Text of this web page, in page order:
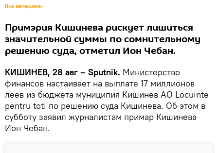
Все материалы
Примэрия Кишинева рискует лишиться
значительной суммы по сомнительному
решению суда, отметил Ион Чебан.
КИШИНЕВ, 28 авг – Sputnik. Министерство
финансов настаивает на выплате 17 миллионов
леев из бюджета муниципия Кишинев АО Locuint‌e
pentru tot‌i по решению суда Кишинева. Об этом в
субботу заявил журналистам примар Кишинева
Ион Чебан.